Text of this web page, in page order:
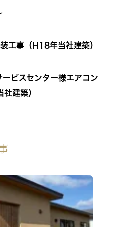
工事（H18年当社建築）
ービスセンター様エアコン
建築）